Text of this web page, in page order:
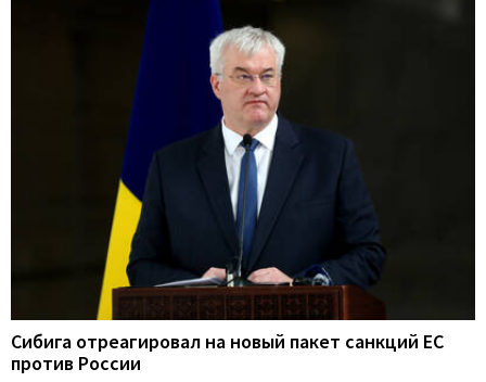
Сибига отреагировал на новый пакет санкций ЕС
против России